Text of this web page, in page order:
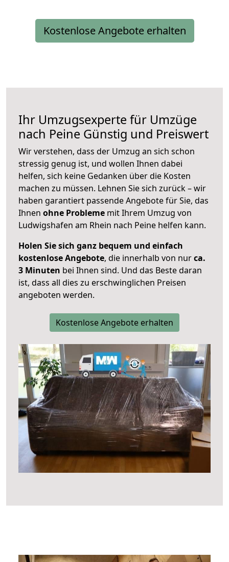
Kostenlose Angebote erhalten
Ihr Umzugsexperte für Umzüge
nach Peine Günstig und Preiswert
Wir verstehen, dass der Umzug an sich schon
stressig genug ist, und wollen Ihnen dabei
helfen, sich keine Gedanken über die Kosten
machen zu müssen. Lehnen Sie sich zurück – wir
haben garantiert passende Angebote für Sie, das
Ihnen ohne Probleme mit Ihrem Umzug von
Ludwigshafen am Rhein nach Peine helfen kann.
Holen Sie sich ganz bequem und einfach
kostenlose Angebote, die innerhalb von nurca.
3 Minuten bei Ihnen sind. Und das Beste daran
ist, dass all dies zu erschwinglichen Preisen
angeboten werden.
Kostenlose Angebote erhalten